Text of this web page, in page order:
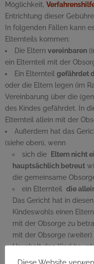
Möglichkeit,
Entrichtung dieser
In folgenden Fällen kann
Elternteils kommen:
Die Eltern vereinbaren
ein Elternteil mit der
Ein Elternteil gefährdet
oder die Eltern legen (im
Vereinbarung über die
des Kindes gefährdet. In
Elternteil allein mit der
Außerdem hat das
(siehe oben), wenn
sich die
Eltern nicht
hauptsächlich betreut
die gemeinsame
ein Elternteil die
Das Gericht hat in
Kindeswohls einen
mit der Obsorge zu
mit der Obsorge
Haushalt das Kind
Diese Grundsätze gelten
Diese Website